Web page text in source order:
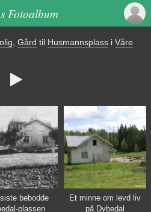
Fotoalbum
Gård til Husmannsplass i Våre

bebodde
plassen
Et minne om levd liv
på Dybedal